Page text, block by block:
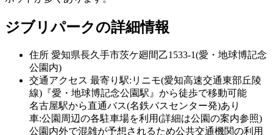
ジブリパークの詳細情報
住所 愛知県長久手市茨ケ廻間乙1533-1(愛・地球博記念
公園内)
交通アクセス 最寄り駅:リニモ(愛知高速交通東部丘陵
線)『愛・地球博記念公園駅』から徒歩で移動可能
名古屋駅から直通バス(名鉄バスセンター発)あり
車:公園周辺の各駐車場を利用(詳細は公園の案内参照)
公園内外で混雑が予想されるため公共交通機関の利用